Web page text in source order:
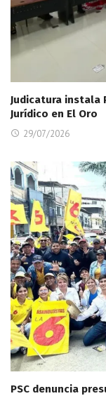
Judicatura instala
Jurídico en El Oro
29/07/2026
PSC denuncia